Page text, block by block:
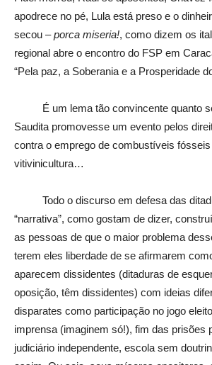
apodrece no pé, Lula está preso e o
secou –porca miseria!, como dizem os
regional abre o encontro do FSP em
“Pela paz, a Soberania e a Prosperidade
É um lema tão convincente quanto
Saudita promovesse um evento pelos
contra o emprego de combustíveis
vitivinicultura…
Todo o discurso em defesa das
“narrativa”, como gostam de dizer,
as pessoas de que o maior problema
terem eles liberdade de se afirmarem
aparecem dissidentes (ditaduras de
oposição, têm dissidentes) com ideias
disparates como participação no jogo
imprensa (imaginem só!), fim das prisões
judiciário independente, escola sem